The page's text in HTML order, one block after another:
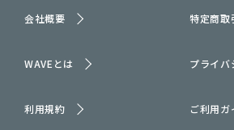
会社概要 特定商取
WAVEとは プライバ
利用規約 ご利用ガ